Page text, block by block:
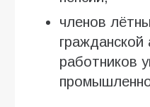
членов
гражданской
работников